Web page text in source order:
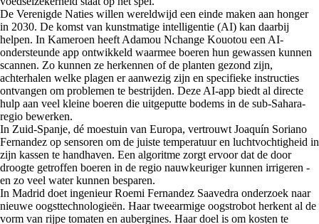
De Verenigde Naties willen wereldwijd een einde maken aan honger
in 2030. De komst van kunstmatige intelligentie (AI) kan daarbij
helpen. In Kameroen heeft Adamou Nchange Kouotou een AI-
ondersteunde app ontwikkeld waarmee boeren hun gewassen kunnen
scannen. Zo kunnen ze herkennen of de planten gezond zijn,
achterhalen welke plagen er aanwezig zijn en specifieke instructies
ontvangen om problemen te bestrijden. Deze AI-app biedt al directe
hulp aan veel kleine boeren die uitgeputte bodems in de sub-Sahara-
regio bewerken.
In Zuid-Spanje, dé moestuin van Europa, vertrouwt Joaquín Soriano
Fernandez op sensoren om de juiste temperatuur en luchtvochtigheid in
zijn kassen te handhaven. Een algoritme zorgt ervoor dat de door
droogte getroffen boeren in de regio nauwkeuriger kunnen irrigeren -
en zo veel water kunnen besparen.
In Madrid doet ingenieur Roemi Fernandez Saavedra onderzoek naar
nieuwe oogsttechnologieën. Haar tweearmige oogstrobot herkent al de
vorm van rijpe tomaten en aubergines. Haar doel is om kosten te